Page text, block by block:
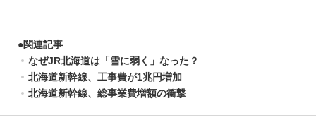
●関連記事
なぜJR北海道は「雪に弱く」なった？
北海道新幹線、工事費が1兆円増加
北海道新幹線、総事業費増額の衝撃